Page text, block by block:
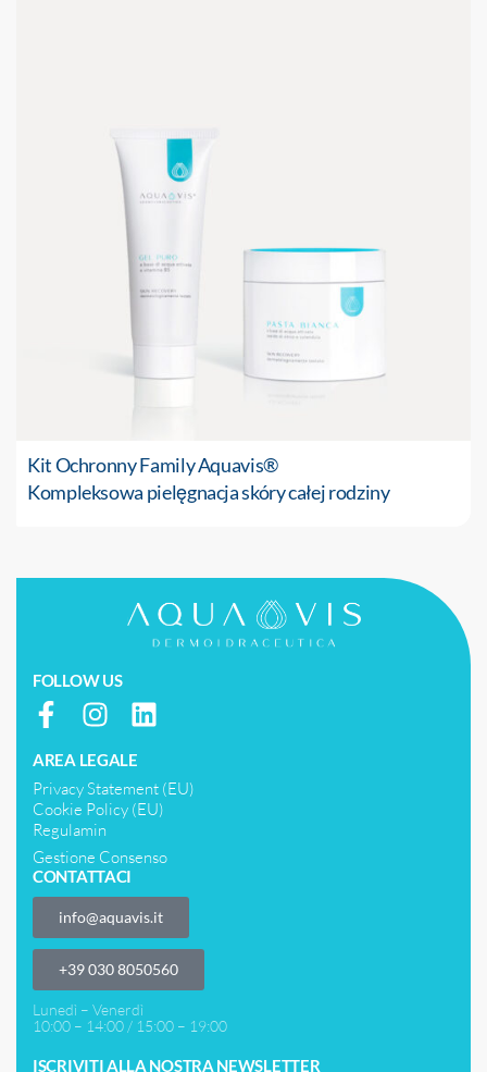
Kit Ochronny Family Aquavis®
Kompleksowa pielęgnacja skóry całej rodziny
FOLLOW US
AREA LEGALE
Privacy Statement (EU)
Cookie Policy (EU)
Regulamin
Gestione Consenso
CONTATTACI
info@aquavis.it
‎+39 030 8050560
Lunedì – Venerdì
10:00 – 14:00 / 15:00 – 19:00
ISCRIVITI ALLA NOSTRA NEWSLETTER